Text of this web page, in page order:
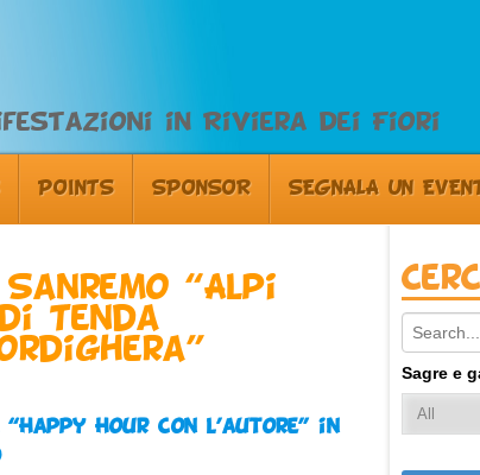
in Riviera dei Fiori
POINTS SPONSOR SEGNALA UN
“Alpi
Tenda
Hour con l’autore” in
Search:
Sagre e